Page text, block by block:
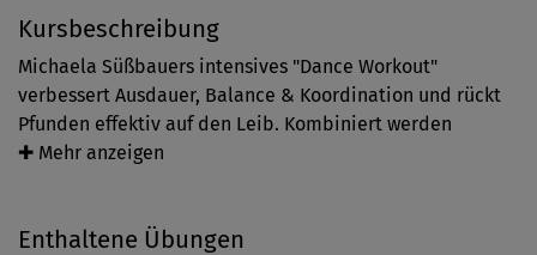
Kursbeschreibung
Michaela Süßbauers intensives "Dance Workout"
verbessert Ausdauer, Balance & Koordination und rückt
Pfunden effektiv auf den Leib. Kombiniert werden
klassische Aerobic-Moves mit Elementen aus Jazz Funk,
Eine kurze Mobilisation bringt den Körper auf
✚ Mehr anzeigen
Enthaltene Übungen